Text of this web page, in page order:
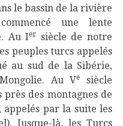
le bassin de la rivière
une lente
Au Ier siècle de notre
peuples turcs appelés
au sud de la Sibérie,
Au Ve
siècle
des montagnes de
appelés par la suite les
Jusque-là, les Turcs